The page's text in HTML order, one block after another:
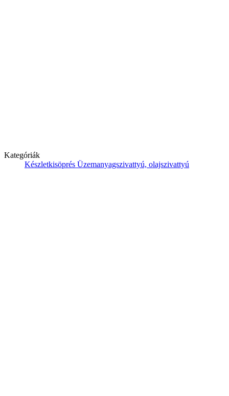
Kategóriák
Készletkisöprés Üzemanyagszivattyú, olajszivattyú